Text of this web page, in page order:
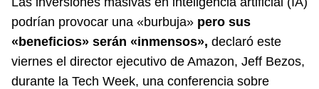
podrían provocar una «burbuja» pero sus
«beneficios» serán «inmensos», declaró este
viernes el director ejecutivo de Amazon, Jeff Bezos,
durante la Tech Week, una conferencia sobre